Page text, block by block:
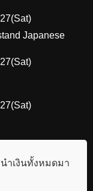
Japanese
ำเงินทั้งหมดมา